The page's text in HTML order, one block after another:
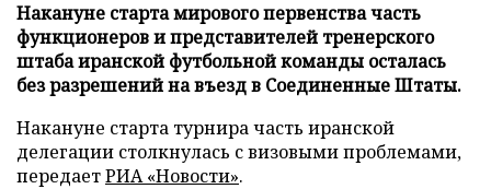
Накануне старта мирового первенства часть
функционеров и представителей тренерского
штаба иранской футбольной команды осталась
без разрешений на въезд в Соединенные Штаты.
Накануне старта турнира часть иранской
делегации столкнулась с визовыми проблемами,
передаетРИА «Новости».